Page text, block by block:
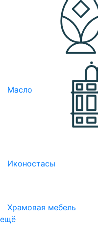
Масло
Иконостасы
Храмовая мебель
ещё